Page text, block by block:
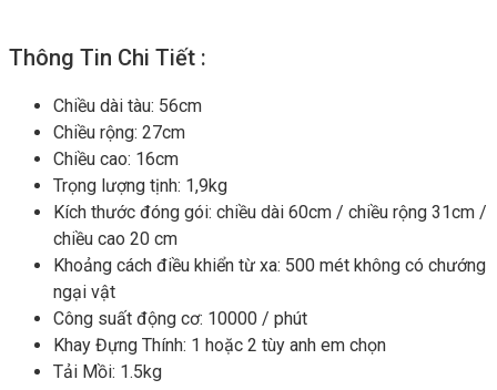
Thông Tin Chi Tiết :
Chiều dài tàu: 56cm
Chiều rộng: 27cm
Chiều cao: 16cm
Trọng lượng tịnh: 1,9kg
Kích thước đóng gói: chiều dài 60cm / chiều rộng 31cm /
chiều cao 20 cm
Khoảng cách điều khiển từ xa: 500 mét không có chướng
ngại vật
Công suất động cơ: 10000 / phút
Khay Đựng Thính: 1 hoặc 2 tùy anh em chọn
Tải Mồi: 1.5kg